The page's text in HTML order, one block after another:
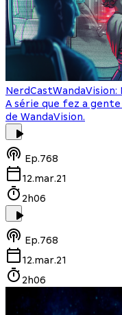
NerdCast
A série que fez a
de WandaVision.
Ep.768
12.mar.21
2h06
Ep.768
12.mar.21
2h06